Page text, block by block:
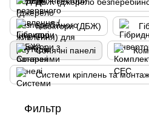
Інвектори (ДБЖ)
Сонячні панелі
Системи кріплень та
Фильтр